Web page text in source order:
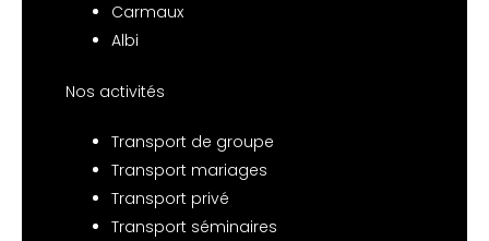
Carmaux
Albi
Nos activités
Transport de groupe
Transport mariages
Transport privé
Transport séminaires